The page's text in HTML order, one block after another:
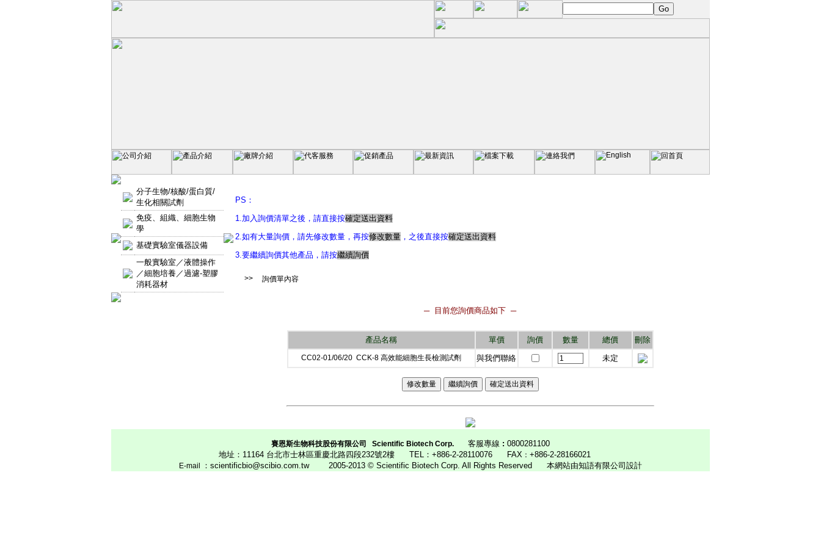
分子生物/核酸/蛋白質/
生化相關試劑
免疫、組織、細胞生物
學
基礎實驗室儀器設備
一般實驗室／液體操作
／細胞培養／過濾-塑膠
消耗器材
PS：
1.加入詢價清單之後，請直接按確定送出資料
2.如有大量詢價，請先修改數量，再按修改數量 ，之後直接按確定送出資料
3.要繼續詢價其他產品，請按繼續詢價
>> 詢價單內容
─ 目前您詢價商品如下 ─
產品名稱 單價 詢價 數量 總價 刪除
CC02-01/06/20 CCK-8 高效能細胞生長檢測試劑 與我們聯絡 未定
賽恩斯生物科技股份有限公司 Scientific Biotech Corp. 客服專線 : 0800281100
地址：11164 台北市士林區重慶北路四段232號2樓 TEL： +886-2-28110076 FAX： +886-2-28166021
E-mail ：scientificbio@scibio.com.tw 2005-2013 © Scientific Biotech Corp. All Rights Reserved 本網站由知語有限公司設計